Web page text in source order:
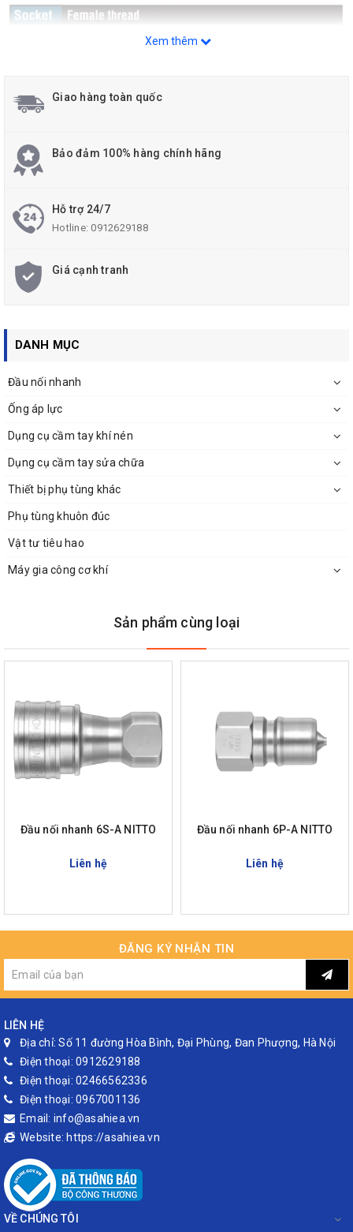
phẩm
Hỗ trợ tư vấn kỹ thuật Hotline 0912629188
Xem thêm
Giao hàng toàn quốc
Bảo đảm 100% hàng chính hãng
Hỗ trợ 24/7
Hotline:0912629188
Giá cạnh tranh
DANH MỤC
Đầu nối nhanh
Ống áp lực
Dụng cụ cầm tay khí nén
Dụng cụ cầm tay sửa chữa
Thiết bị phụ tùng khác
Phụ tùng khuôn đúc
Vật tư tiêu hao
Máy gia công cơ khí
Sản phẩm cùng loại
Đầu nối nhanh 6S-A NITTO
Liên hệ
Đầu nối nhanh 6P-A NITTO
Liên hệ
ĐĂNG KÝ NHẬN TIN
LIÊN HỆ
Địa chỉ: Số 11 đường Hòa Bình, Đại Phùng, Đan Phượng, Hà Nội
Điện thoại: 0912629188
Điện thoại: 02466562336
Điện thoại: 0967001136
Email: info@asahiea.vn
Website: https://asahiea.vn
VỀ CHÚNG TÔI